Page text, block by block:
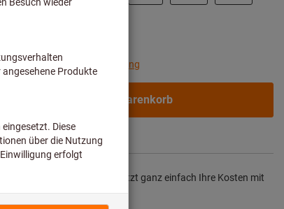
bestellen?Zur Schnellerfassung
In den Warenkorb
– Senken Sie jetzt ganz einfach Ihre Kosten mit
Details